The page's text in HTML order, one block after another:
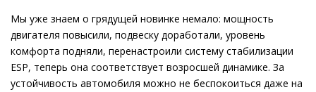
Мы уже знаем о грядущей новинке немало: мощность
двигателя повысили, подвеску доработали, уровень
комфорта подняли, перенастроили систему стабилизации
ESP, теперь она соответствует возросшей динамике. За
устойчивость автомобиля можно не беспокоиться даже на